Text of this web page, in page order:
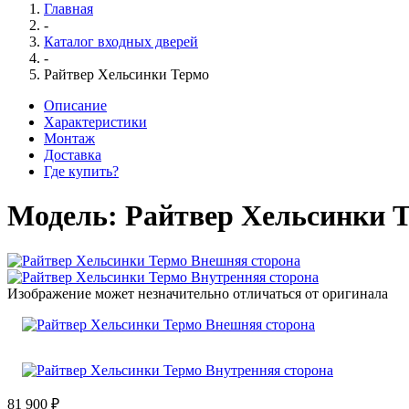
Главная
-
Каталог входных дверей
-
Райтвер Хельсинки Термо
Описание
Характеристики
Монтаж
Доставка
Где купить?
Модель: Райтвер Хельсинки
Изображение может незначительно отличаться от оригинала
81 900 ₽